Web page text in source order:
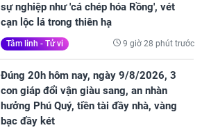
sự nghiệp như 'cá chép hóa Rồng', vét
cạn lộc lá trong thiên hạ
Tâm linh - Tử vi 9 giờ 28 phút trước
Đúng 20h hôm nay, ngày 9/8/2026, 3
con giáp đổi vận giàu sang, an nhàn
hưởng Phú Quý, tiền tài đầy nhà, vàng
bạc đầy két